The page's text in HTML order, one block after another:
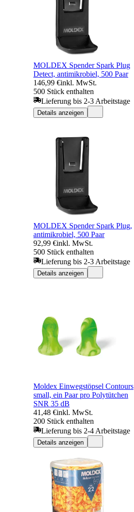
MOLDEX Spender Spark Plug
Detect, antimikrobiel, 500 Paar
146,99 €inkl. MwSt.
500 Stück enthalten
Lieferung bis 2-3 Arbeitstage
Details anzeigen
MOLDEX Spender Spark Plug,
antimikrobiel, 500 Paar
92,99 €inkl. MwSt.
500 Stück enthalten
Lieferung bis 2-3 Arbeitstage
Details anzeigen
Moldex Einwegstöpsel Contours
small, ein Paar pro Polytütchen
SNR 35 dB
41,48 €inkl. MwSt.
200 Stück enthalten
Lieferung bis 2-4 Arbeitstage
Details anzeigen